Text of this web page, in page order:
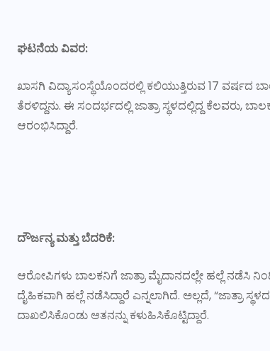
ಘಟನೆಯವಿವರ:
ಖಾಸಗಿ ವಿದ್ಯಾಸಂಸ್ಥೆಯೊಂದರಲ್ಲಿ ಕಲಿಯುತ್ತಿರುವ 17 ವರ್ಷದ
ತೆರಳಿದ್ದನು. ಈ ಸಂದರ್ಭದಲ್ಲಿ ಜಾತ್ರಾ ಸ್ಥಳದಲ್ಲಿದ್ದ ಕೆಲವರು,
ಆರಂಭಿಸಿದ್ದಾರೆ.
ದೌರ್ಜನ್ಯ ಮತ್ತುಬೆದರಿಕೆ:
ಆರೋಪಿಗಳು ಬಾಲಕನಿಗೆ ಜಾತ್ರಾ ಮೈದಾನದಲ್ಲೇ ಹಲ್ಲೆ ನಡೆಸಿ
ದೈಹಿಕವಾಗಿ ಹಲ್ಲೆ ನಡೆಸಿದ್ದಾರೆ ಎನ್ನಲಾಗಿದೆ. ಅಲ್ಲದೆ, “ಜಾತ್ರಾ
ದಾಖಲಿಸಿಕೊಂಡು ಆತನನ್ನು ಕಳುಹಿಸಿಕೊಟ್ಟಿದ್ದಾರೆ.